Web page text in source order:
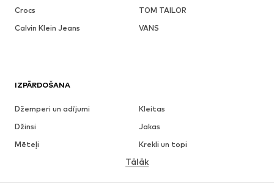
Crocs
TOM TAILOR
Calvin Klein Jeans
VANS
IZPĀRDOŠANA
Džemperi un adījumi
Kleitas
Džinsi
Jakas
Mēteļi
Krekli un topi
Apakšveļa
Svārki
Blūzes un tunikas
Tālāk